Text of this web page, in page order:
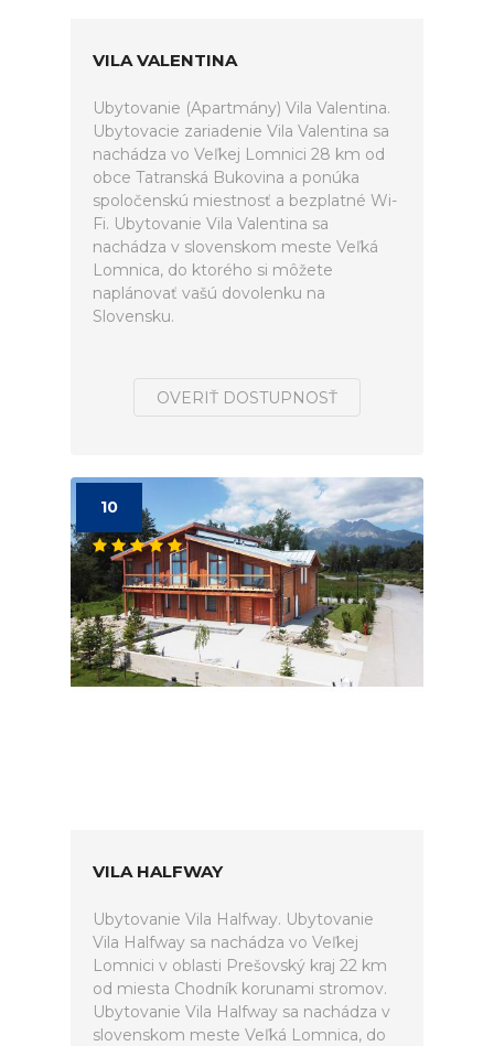
VILA VALENTINA
Ubytovanie (Apartmány) Vila Valentina.
Ubytovacie zariadenie Vila Valentina sa
nachádza vo Veľkej Lomnici 28 km od
obce Tatranská Bukovina a ponúka
spoločenskú miestnosť a bezplatné Wi-
Fi. Ubytovanie Vila Valentina sa
nachádza v slovenskom meste Veľká
Lomnica, do ktorého si môžete
naplánovať vašú dovolenku na
Slovensku.
OVERIŤ DOSTUPNOSŤ
10
VILA HALFWAY
Ubytovanie Vila Halfway. Ubytovanie
Vila Halfway sa nachádza vo Veľkej
Lomnici v oblasti Prešovský kraj 22 km
od miesta Chodník korunami stromov.
Ubytovanie Vila Halfway sa nachádza v
slovenskom meste Veľká Lomnica, do